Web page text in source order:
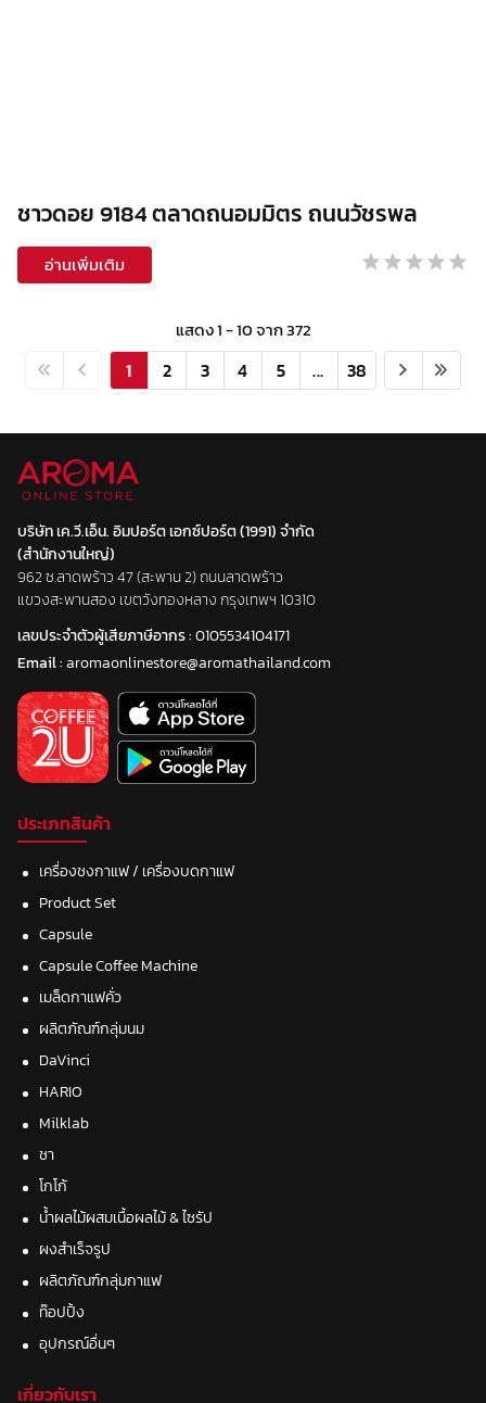
ชาวดอย 9184 ตลาดถนอมมิตร ถนนวัชรพล
อ่านเพิ่มเติม
แสดง1-10จาก372
1 2 3 4 5 ... 38
บริษัท เค.วี.เอ็น. อิมปอร์ต เอกซ์ปอร์ต (1991) จำกัด
(สำนักงานใหญ่)
962 ซ.ลาดพร้าว 47 (สะพาน 2) ถนนลาดพร้าว
แขวงสะพานสอง เขตวังทองหลาง กรุงเทพฯ 10310
เลขประจำตัวผู้เสียภาษีอากร :0105534104171
Email :aromaonlinestore@aromathailand.com
ประเภทสินค้า
เครื่องชงกาแฟ / เครื่องบดกาแฟ
Product Set
Capsule
Capsule Coffee Machine
เมล็ดกาแฟคั่ว
ผลิตภัณฑ์กลุ่มนม
DaVinci
HARIO
Milklab
ชา
โกโก้
น้ำผลไม้ผสมเนื้อผลไม้ & ไซรัป
ผงสำเร็จรูป
ผลิตภัณฑ์กลุ่มกาแฟ
ท๊อปปิ้ง
อุปกรณ์อื่นๆ
เกี่ยวกับเรา